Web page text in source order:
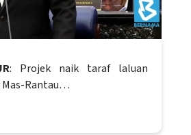
: Projek naik taraf laluan
Mas-Rantau…